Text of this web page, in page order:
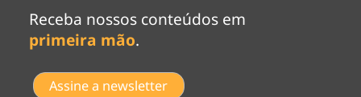
Receba nossos conteúdos em
primeira mão.
Assine a newsletter